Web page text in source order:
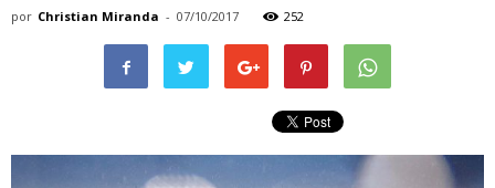
por Christian Miranda - 07/10/2017 252